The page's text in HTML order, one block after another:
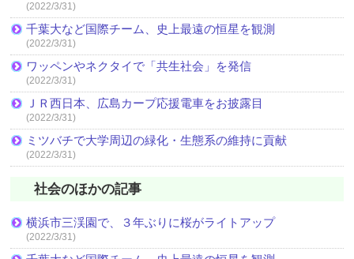
(2022/3/31)
千葉大など国際チーム、史上最遠の恒星を観測
(2022/3/31)
ワッペンやネクタイで「共生社会」を発信
(2022/3/31)
ＪＲ西日本、広島カープ応援電車をお披露目
(2022/3/31)
ミツバチで大学周辺の緑化・生態系の維持に貢献
(2022/3/31)
社会のほかの記事
横浜市三渓園で、３年ぶりに桜がライトアップ
(2022/3/31)